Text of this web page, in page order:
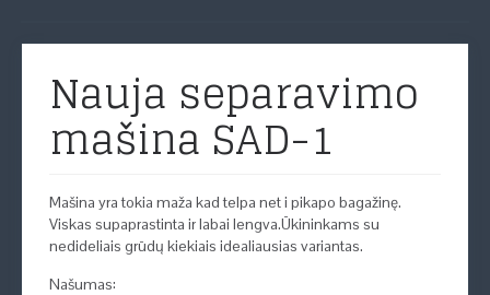
Nauja separavimo
mašina SAD-1
Mašina yra tokia maža kad telpa net i pikapo bagažinę.
Viskas supaprastinta ir labai lengva.Ūkininkams su
nedideliais grūdų kiekiais idealiausias variantas.
Našumas: